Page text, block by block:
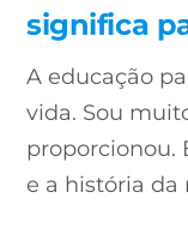
significa
A educação
vida. Sou
proporcionou.
e a história